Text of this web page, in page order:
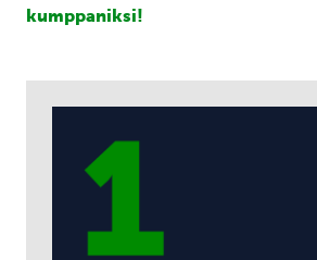
kumppaniksi!